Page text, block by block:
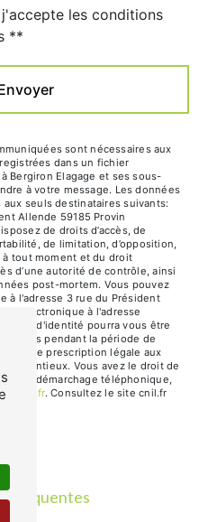
les conditions
**
sont nécessaires aux
dans un fichier
Bergiron Elagage et ses sous-
à votre message. Les données
seuls destinataires suivants:
Allende 59185 Provin
de droits d’accès, de
de limitation, d’opposition,
tout moment et du droit
d’une autorité de contrôle, ainsi
post-mortem. Vous pouvez
à l'adresse 3 rue du Président
électronique à l'adresse
d'identité pourra vous être
pendant la période de
de prescription légale aux
contentieux. Vous avez le droit de
au démarchage téléphonique,
. Consultez le site cnil.fr
fréquentes